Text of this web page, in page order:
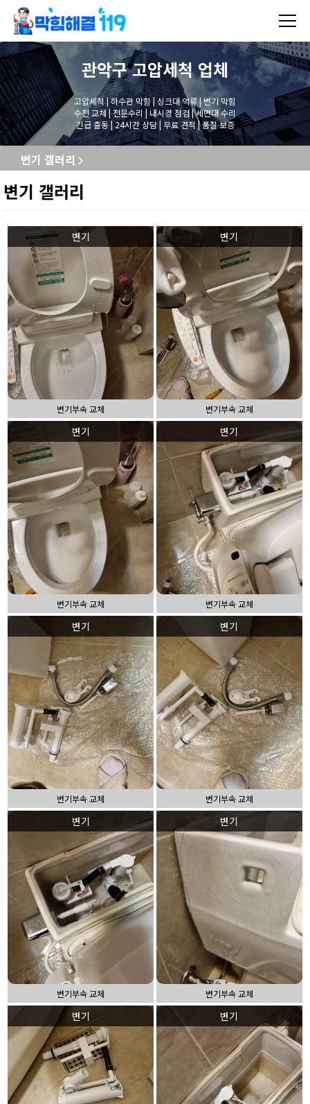
관악구 고압세척업체
고압세척 | 하수관 막힘 | 싱크대 역류 | 변기 막힘
수전 교체 | 전문수리 | 내시경 점검 | 세면대 수리
긴급 출동 | 24시간 상담 | 무료 견적 | 품질 보증
변기 갤러리
변기 갤러리
변기
변기부속 교체
변기
변기부속 교체
변기
변기부속 교체
변기
변기부속 교체
변기
변기부속 교체
변기
변기부속 교체
변기
변기부속 교체
변기
변기부속 교체
변기 변기